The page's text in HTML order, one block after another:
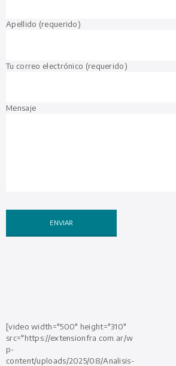
Apellido (requerido)
Tu correo electrónico (requerido)
Mensaje
[video width="500" height="310"
src="https://extensionfra.com.ar/w
p-
content/uploads/2025/08/Analisis-